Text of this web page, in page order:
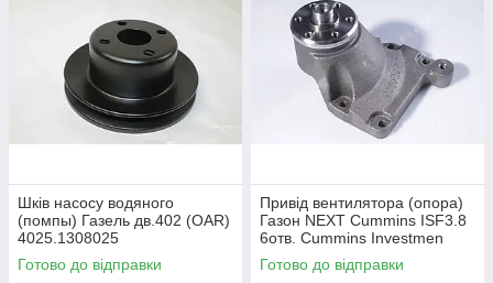
Шкiв насосу водяного
(помпы) Газель дв.402 (OAR)
4025.1308025
Готово до відправки
Привiд вентилятора (опора)
Газон NEXT Cummins ISF3.8
6отв. Cummins Investmen
4934464
Готово до відправки